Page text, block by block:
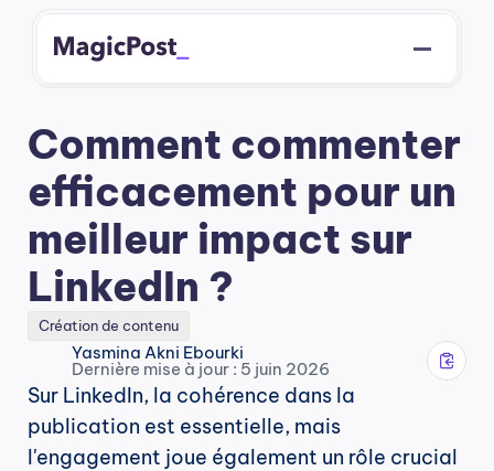
Comment commenter
efficacement pour un
meilleur impact sur
LinkedIn ?
Création de contenu
Yasmina Akni Ebourki
Dernière mise à jour : 5 juin 2026
Sur LinkedIn, la cohérence dans la
publication est essentielle, mais
l'engagement joue également un rôle crucial